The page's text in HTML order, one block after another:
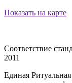
Показать на карте
Соответствие
2011
Единая